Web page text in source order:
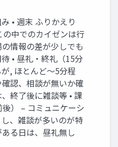
• 週末 ふりかえり
の中でのカイゼンは行
情報の差が少しでも
• 昼礼・終礼（15分
, ほとんど～5分程
認、相談が無いか確
終了後に雑談等 • 課
） – コミュニケーシ
、雑談が多いのが特
る日は、昼礼無し